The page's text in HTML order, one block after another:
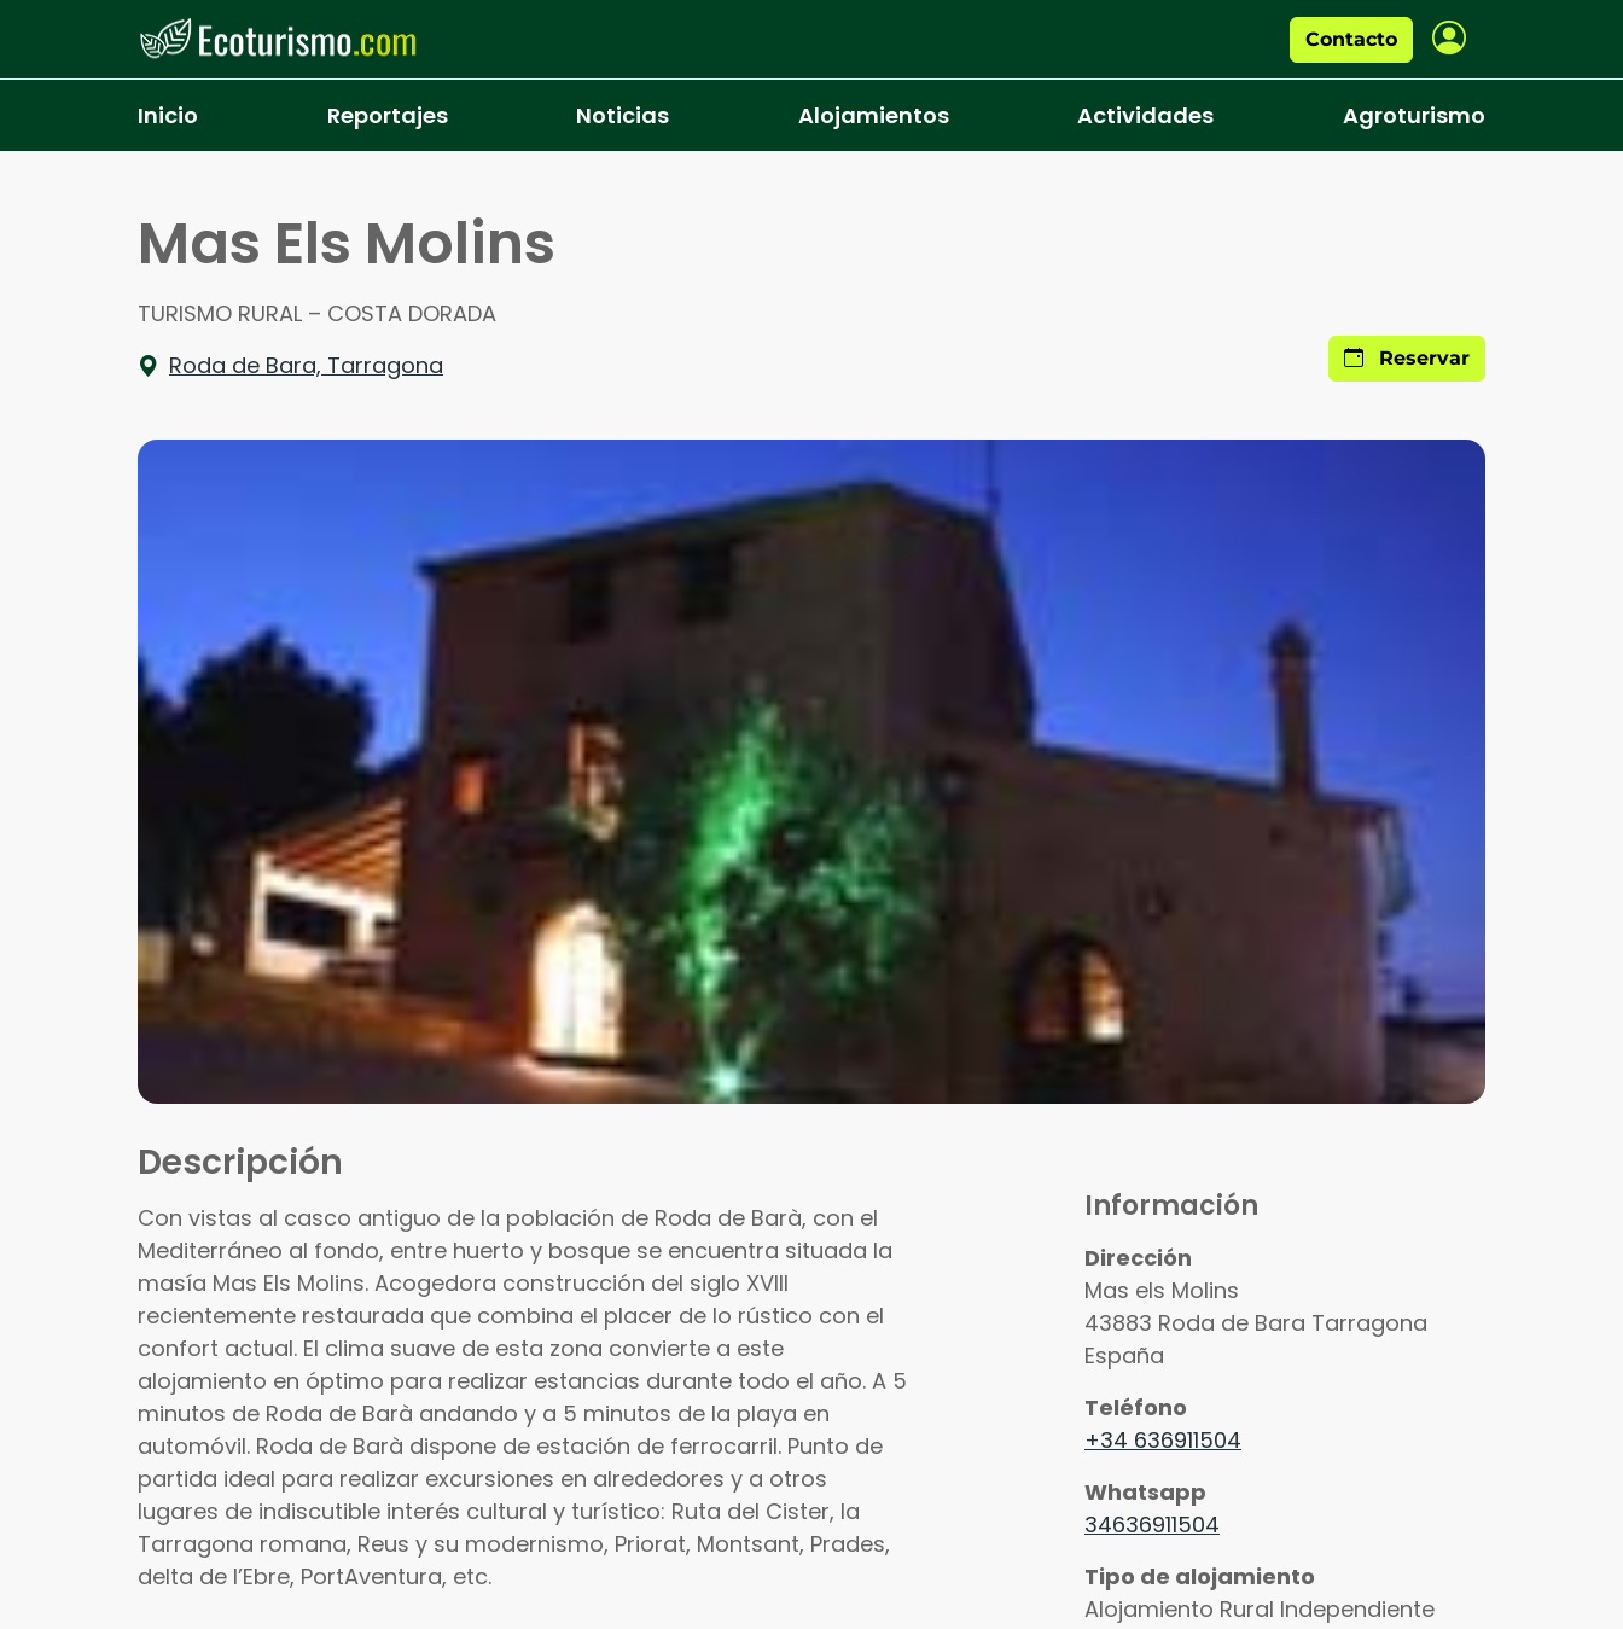
Pasar al contenido principal
Contacto
Inicio Reportajes Noticias Alojamientos Actividades Agroturismo
Mas Els Molins
TURISMO RURAL – COSTA DORADA
Roda de Bara, Tarragona
Reservar
Información
Dirección
Mas els Molins
43883 Roda de Bara Tarragona
España
Teléfono
+34 636911504
Whatsapp
34636911504
Tipo de alojamiento
Alojamiento Rural Independiente
Descripción
Con vistas al casco antiguo de la población de Roda de Barà, con el
Mediterráneo al fondo, entre huerto y bosque se encuentra situada la
masía Mas Els Molins. Acogedora construcción del siglo XVIII
recientemente restaurada que combina el placer de lo rústico con el
confort actual. El clima suave de esta zona convierte a este
alojamiento en óptimo para realizar estancias durante todo el año. A 5
minutos de Roda de Barà andando y a 5 minutos de la playa en
automóvil. Roda de Barà dispone de estación de ferrocarril. Punto de
partida ideal para realizar excursiones en alrededores y a otros
lugares de indiscutible interés cultural y turístico: Ruta del Cister, la
Tarragona romana, Reus y su modernismo, Priorat, Montsant, Prades,
delta de l’Ebre, PortAventura, etc.